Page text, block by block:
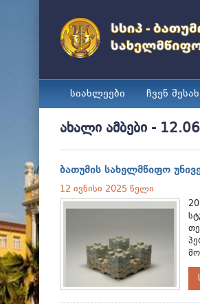
სიახლეები ჩვენ
ახალი ამბები -
ბათუმის სახელმწიფო
12 ივნისი 2025 წელი